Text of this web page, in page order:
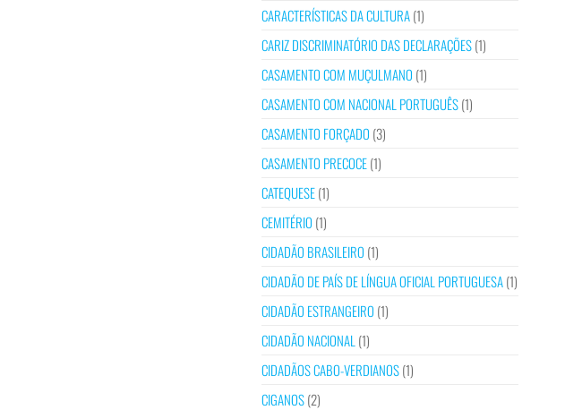
CARACTERÍSTICAS DA CULTURA(1)
CARIZ DISCRIMINATÓRIO DAS DECLARAÇÕES(1)
CASAMENTO COM MUÇULMANO (1)
CASAMENTO COM NACIONAL PORTUGUÊS(1)
CASAMENTO FORÇADO (3)
CASAMENTO PRECOCE(1)
CATEQUESE(1)
CEMITÉRIO (1)
CIDADÃO BRASILEIRO (1)
CIDADÃO DE PAÍS DE LÍNGUA OFICIAL PORTUGUESA(1)
CIDADÃO ESTRANGEIRO (1)
CIDADÃO NACIONAL (1)
CIDADÃOS CABO-VERDIANOS(1)
CIGANOS(2)